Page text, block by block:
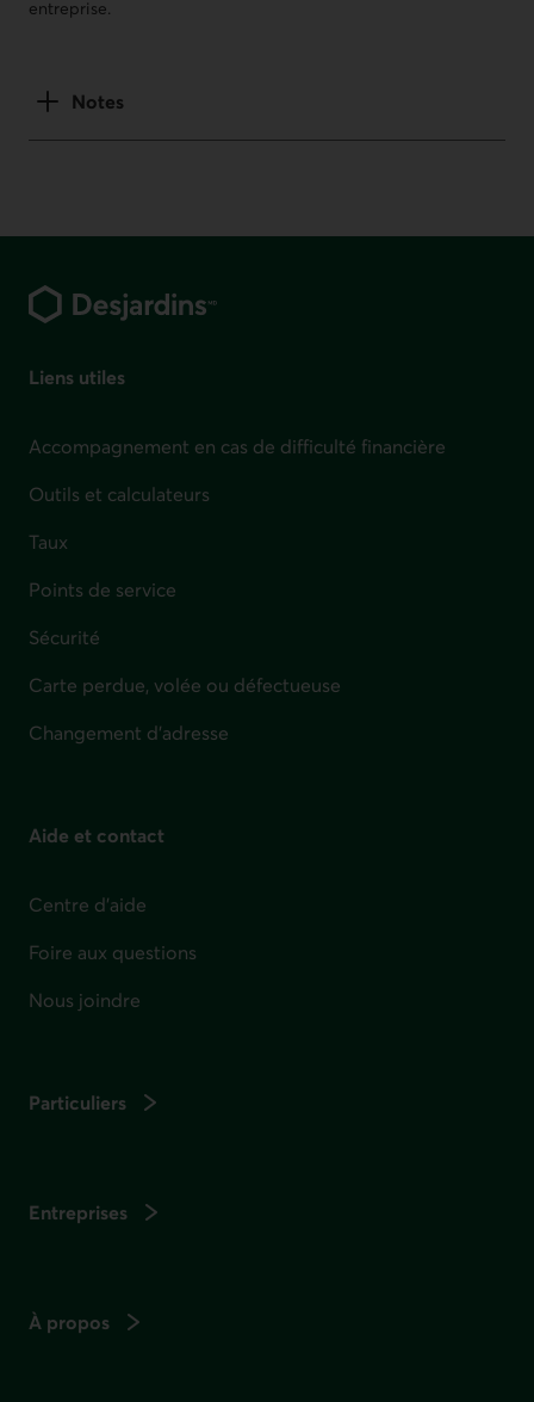
entreprise.
Notes
Liens utiles
Accompagnement en cas de difficulté financière
Outils et calculateurs
Taux
Points de service
Sécurité
Carte perdue, volée ou défectueuse
Changement d'adresse
Aide et contact
Centre d'aide
Foire aux questions
Nous joindre
Particuliers
Entreprises
À propos